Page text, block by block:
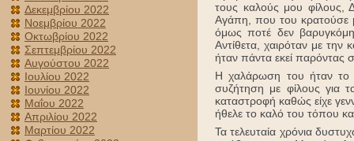
Δεκεμβρίου 2022
Νοεμβρίου 2022
Οκτωβρίου 2022
Σεπτεμβρίου 2022
Αυγούστου 2022
Ιουλίου 2022
Ιουνίου 2022
Μαΐου 2022
Απριλίου 2022
Μαρτίου 2022
τους καλούς μου φίλους,
Αγάπη, που του κρατούσε
όμως ποτέ δεν
Αντίθετα, χαιρόταν με την
ήταν πάντα εκεί παρόντας
Η χαλάρωση του ήταν το
συζήτηση με φίλους για
καταστροφή καθώς είχε
ήθελε το καλό του τόπου
Τα τελευταία χρόνια